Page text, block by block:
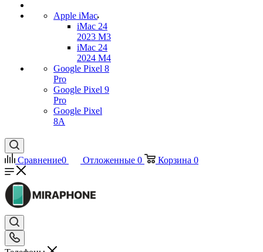
Apple iMac
iMac 24
2023 M3
iMac 24
2024 M4
Google Pixel 8
Pro
Google Pixel 9
Pro
Google Pixel
8A
Сравнение0 Отложенные 0 Корзина 0